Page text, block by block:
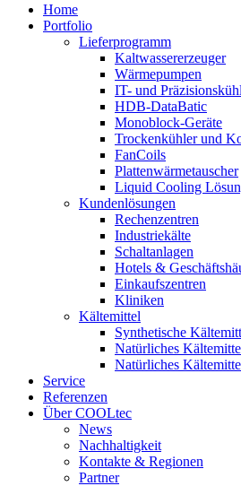
Home
Portfolio
Lieferprogramm
Kaltwassererzeuger
Wärmepumpen
IT- und
HDB-DataBatic
Monoblock-Geräte
Trockenkühler und
FanCoils
Plattenwärmetauscher
Liquid Cooling
Kundenlösungen
Rechenzentren
Industriekälte
Schaltanlagen
Hotels &
Einkaufszentren
Kliniken
Kältemittel
Synthetische
Natürliches
Natürliches
Service
Referenzen
Über COOLtec
News
Nachhaltigkeit
Kontakte & Regionen
Partner